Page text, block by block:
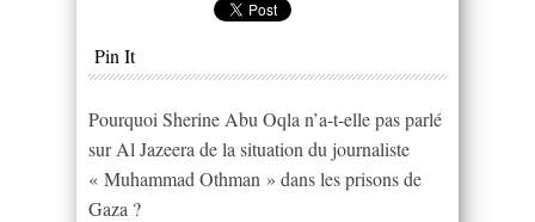
Pin It
Pourquoi Sherine Abu Oqla n’a-t-elle pas parlé
sur Al Jazeera de la situation du journaliste
« Muhammad Othman » dans les prisons de
Gaza ?